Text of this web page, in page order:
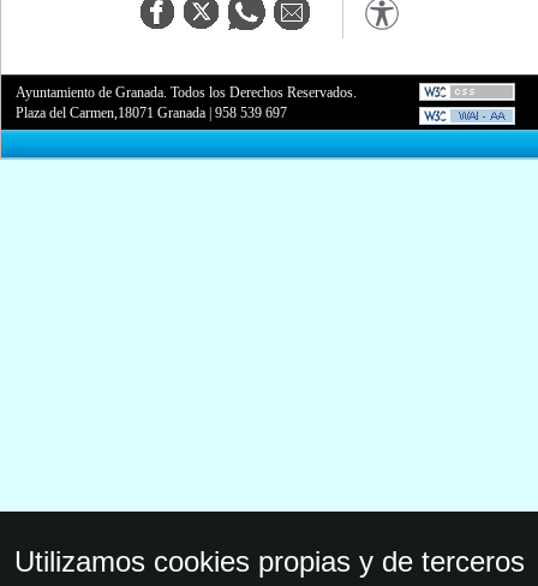
Ayuntamiento de Granada. Todos los Derechos Reservados.
Plaza del Carmen,18071 Granada |958 539 697
Utilizamos cookies propias y de terceros